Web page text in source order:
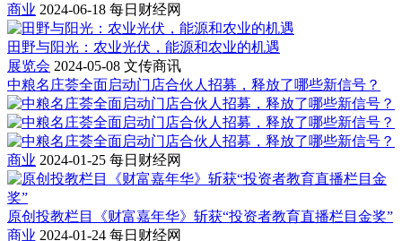
商业 2024-06-18 每日财经网
田野与阳光：农业光伏，能源和农业的机遇
展览会 2024-05-08 文传商讯
中粮名庄荟全面启动门店合伙人招募，释放了哪些新信号？
商业 2024-01-25 每日财经网
原创投教栏目《财富嘉年华》斩获“投资者教育直播栏目金奖”
商业 2024-01-24 每日财经网